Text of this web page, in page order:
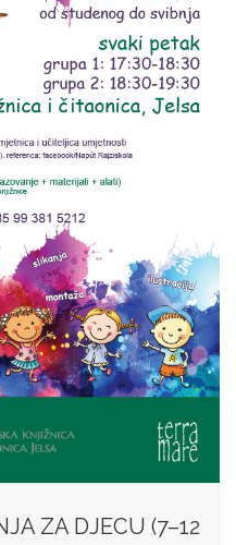
ZA DJECU (7–12